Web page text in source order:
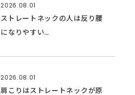
2026.08.01
ストレートネックの人は反り腰
になりやすい…
2026.08.01
肩こりはストレートネックが原